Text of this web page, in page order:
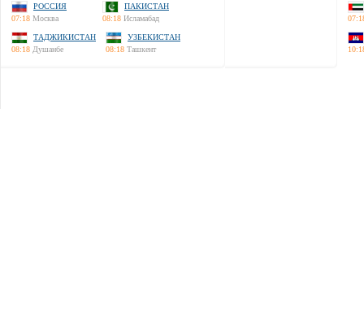
РОССИЯ
07:18 Москва
ПАКИСТАН
08:18 Исламабад
ТАДЖИКИСТАН
08:18 Душанбе
УЗБЕКИСТАН
08:18 Ташкент